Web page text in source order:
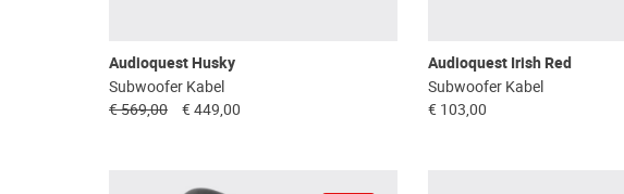
Audioquest Husky
Subwoofer Kabel
€ 569,00
€ 449,00
Audioquest Irish Red
Subwoofer Kabel
€ 103,00